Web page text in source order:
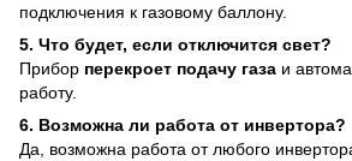
подключения к газовому баллону.
5. Что будет, если отключится свет?
Прибор перекроет подачу газа и
работу.
6. Возможна ли работа от инвертора?
Да, возможна работа от любого